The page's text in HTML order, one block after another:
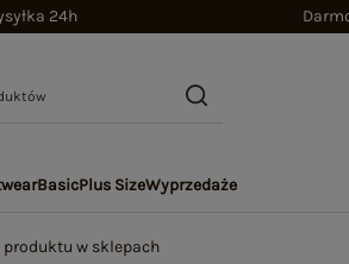
24h
BasicPlus SizeWyprzedaże
produktu w sklepach